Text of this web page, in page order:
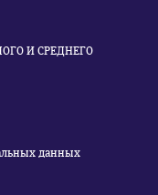
И СРЕДНЕГО
данных